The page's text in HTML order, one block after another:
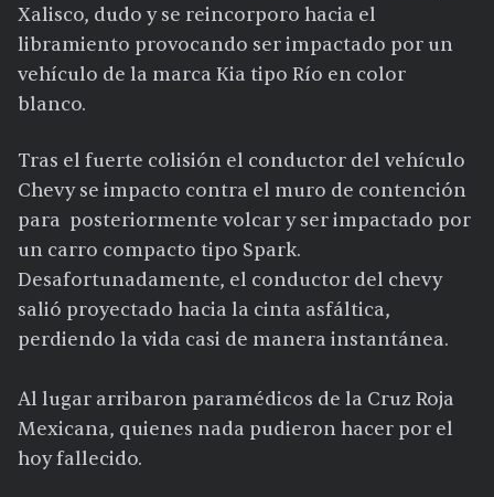
Xalisco, dudo y se reincorporo hacia el
libramiento provocando ser impactado por un
vehículo de la marca Kia tipo Río en color
blanco.
Tras el fuerte colisión el conductor del vehículo
Chevy se impacto contra el muro de contención
para posteriormente volcar y ser impactado por
un carro compacto tipo Spark.
Desafortunadamente, el conductor del chevy
salió proyectado hacia la cinta asfáltica,
perdiendo la vida casi de manera instantánea.
Al lugar arribaron paramédicos de la Cruz Roja
Mexicana, quienes nada pudieron hacer por el
hoy fallecido.